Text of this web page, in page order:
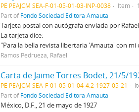
PE PEAJCM SEA-F-01-05-01-03-INP-0038 Item
Part ofFondo Sociedad Editora Amauta
Tarjeta postal con autógrafa enviada por
La tarjeta dice:
"Para la bella revista libertaria 'Amauta' con mi
Ramos Pedrueza, Rafael
Carta de Jaime Torres Bodet, 21/5/
PE PEAJCM SEA-F-01-05-01-04-4.2-1927-05-21
Part ofFondo Sociedad Editora Amauta
México, D.F., 21 de mayo de 1927